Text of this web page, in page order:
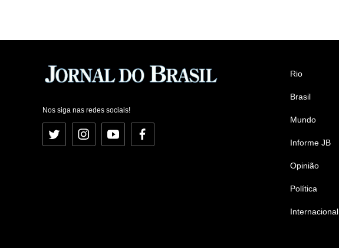
Nos siga nas redes sociais!
Twitter InstagramYouTubeFacebook
Rio
Brasil
Mundo
Informe JB
Opinião
Política
Internacional